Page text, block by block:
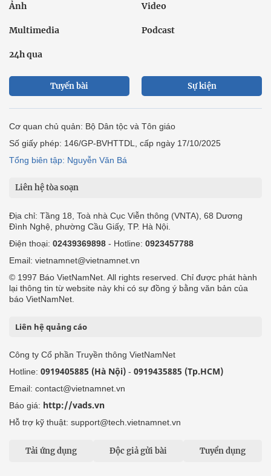
Ảnh Video
Multimedia Podcast
24h qua
Tuyến bài Sự kiện
Cơ quan chủ quản: Bộ Dân tộc và Tôn giáo
Số giấy phép: 146/GP-BVHTTDL, cấp ngày 17/10/2025
Tổng biên tập: Nguyễn Văn Bá
Liên hệ tòa soạn
Địa chỉ: Tầng 18, Toà nhà Cục Viễn thông (VNTA), 68 Dương
Đình Nghệ, phường Cầu Giấy, TP. Hà Nội.
Điện thoại: 02439369898 - Hotline: 0923457788
Email: vietnamnet@vietnamnet.vn
© 1997 Báo VietNamNet. All rights reserved. Chỉ được phát hành
lại thông tin từ website này khi có sự đồng ý bằng văn bản của
báo VietNamNet.
Liên hệ quảng cáo
Công ty Cổ phần Truyền thông VietNamNet
Hotline: 0919405885 (Hà Nội) - 0919435885 (Tp.HCM)
Email: contact@vietnamnet.vn
Báo giá: http://vads.vn
Hỗ trợ kỹ thuật: support@tech.vietnamnet.vn
Tải ứng dụng Độc giả gửi bài Tuyển dụng